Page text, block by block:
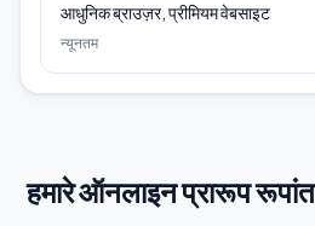
आधुनिक ब्राउज़र, प्रीमियम वेबसाइट
न्यूनतम
हमारे ऑनलाइन प्रारूप